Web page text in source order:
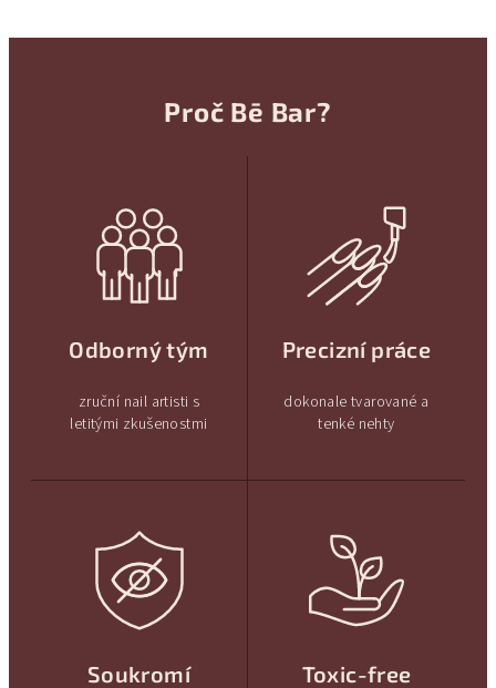
Proč Bē Bar?
Odborný tým
zruční nail artisti s
letitými zkušenostmi
Precizní práce
dokonale tvarované a
tenké nehty
Soukromí Toxic-free